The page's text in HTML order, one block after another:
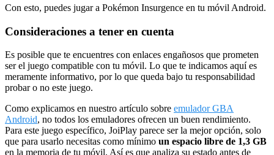
Con esto, puedes jugar a Pokémon Insurgence en tu móvil Android.
Consideraciones a tener en cuenta
Es posible que te encuentres con enlaces engañosos que prometen
ser el juego compatible con tu móvil. Lo que te indicamos aquí es
meramente informativo, por lo que queda bajo tu responsabilidad
probar o no este juego.
Como explicamos en nuestro artículo sobre emulador GBA
Android, no todos los emuladores ofrecen un buen rendimiento.
Para este juego específico, JoiPlay parece ser la mejor opción, solo
que para usarlo necesitas como mínimo un espacio libre de 1,3 GB
en la memoria de tu móvil. Así es que analiza su estado antes de